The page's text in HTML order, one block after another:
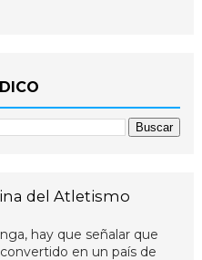
del Atletismo
hay que señalar que
en un país de